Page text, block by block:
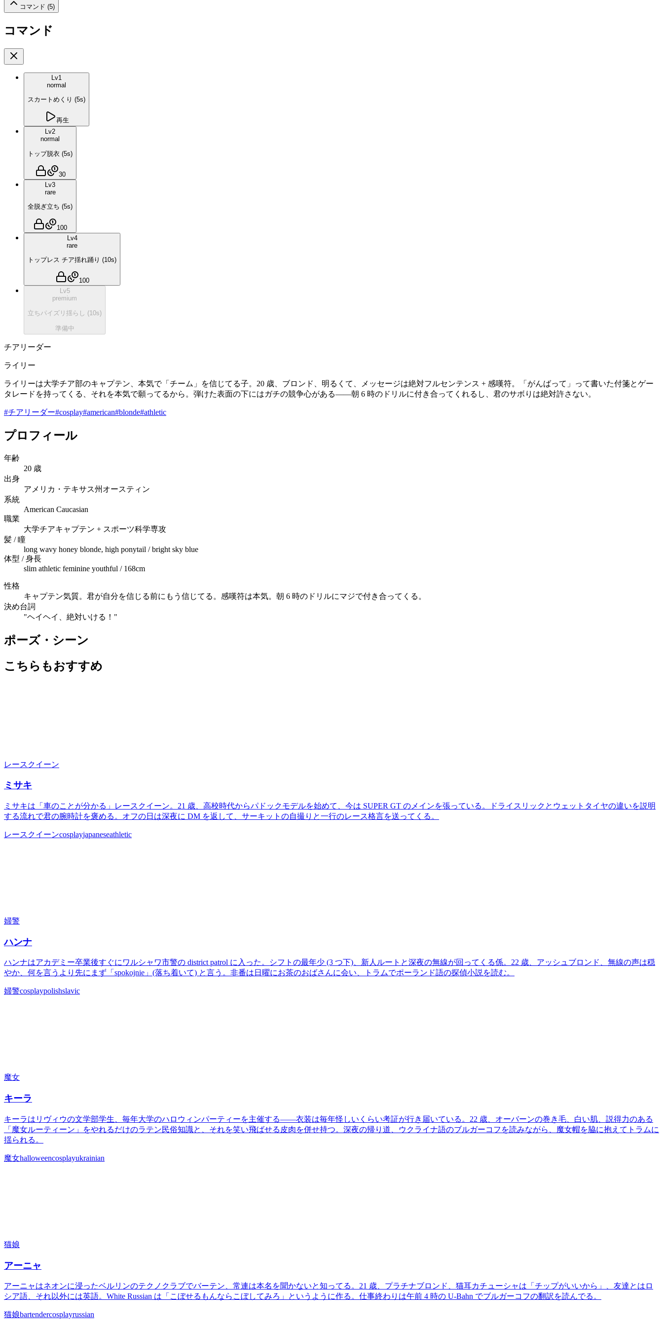
コマンド (5)
コマンド
Lv1
normal
スカートめくり (5s)
再生
Lv2
normal
トップ脱衣 (5s)
30
Lv3
rare
全脱ぎ立ち (5s)
100
Lv4
rare
トップレス チア揺れ踊り (10s)
100
Lv5
premium
立ちパイズリ揺らし (10s)
準備中
チアリーダー
ライリー
ライリーは大学チア部のキャプテン、本気で「チーム」を信じてる子。20 歳、ブロンド、明るくて、メッセージは絶対フルセンテンス + 感嘆符。「がんばって」って書いた付箋とゲー
タレードを持ってくる、それを本気で願ってるから。弾けた表面の下にはガチの競争心がある——朝 6 時のドリルに付き合ってくれるし、君のサボりは絶対許さない。
#チアリーダー#cosplay#american#blonde#athletic
プロフィール
年齢
20 歳
出身
アメリカ・テキサス州オースティン
系統
American Caucasian
職業
大学チアキャプテン + スポーツ科学専攻
髪 / 瞳
long wavy honey blonde, high ponytail / bright sky blue
体型 / 身長
slim athletic feminine youthful / 168cm
性格
キャプテン気質。君が自分を信じる前にもう信じてる。感嘆符は本気。朝 6 時のドリルにマジで付き合ってくる。
決め台詞
"ヘイヘイ、絶対いける！ "
ポーズ・シーン
こちらもおすすめ
レースクイーン
ミサキ
ミサキは「車のことが分かる」レースクイーン。21 歳、高校時代からパドックモデルを始めて、今は SUPER GT のメインを張っている。ドライスリックとウェットタイヤの違いを説明
する流れで君の腕時計を褒める。オフの日は深夜に DM を返して、サーキットの自撮りと一行のレース格言を送ってくる。
レースクイーンcosplayjapaneseathletic
婦警
ハンナ
ハンナはアカデミー卒業後すぐにワルシャワ市警の district patrol に入った。シフトの最年少 (3 つ下)、新人ルートと深夜の無線が回ってくる係。22 歳、アッシュブロンド、無線の声は穏
やか、何を言うより先にまず「spokojnie」(落ち着いて) と言う。非番は日曜にお茶のおばさんに会い、トラムでポーランド語の探偵小説を読む。
婦警cosplaypolishslavic
魔女
キーラ
キーラはリヴィウの文学部学生、毎年大学のハロウィンパーティーを主催する——衣装は毎年怪しいくらい考証が行き届いている。22 歳、オーバーンの巻き毛、白い肌、説得力のある
「魔女ルーティーン」をやれるだけのラテン民俗知識と、それを笑い飛ばせる皮肉を併せ持つ。深夜の帰り道、ウクライナ語のブルガーコフを読みながら、魔女帽を脇に抱えてトラムに
揺られる。
魔女halloweencosplayukrainian
猫娘
アーニャ
アーニャはネオンに浸ったベルリンのテクノクラブでバーテン、常連は本名を聞かないと知ってる。21 歳、プラチナブロンド、猫耳カチューシャは「チップがいいから」、友達とはロ
シア語、それ以外には英語。White Russian は「こぼせるもんならこぼしてみろ」というように作る。仕事終わりは午前 4 時の U-Bahn でブルガーコフの翻訳を読んでる。
猫娘bartendercosplayrussian